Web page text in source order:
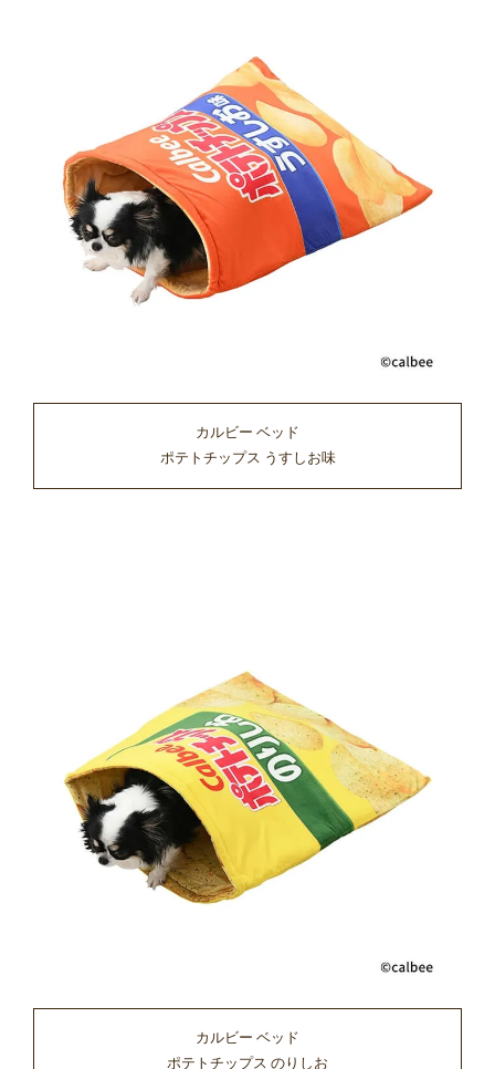
カルビー ベッド
ポテトチップス うすしお味
カルビー ベッド
ポテトチップス のりしお